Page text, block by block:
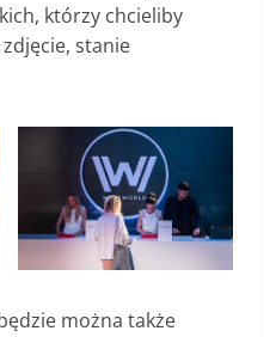
którzy chcieliby
stanie
można także